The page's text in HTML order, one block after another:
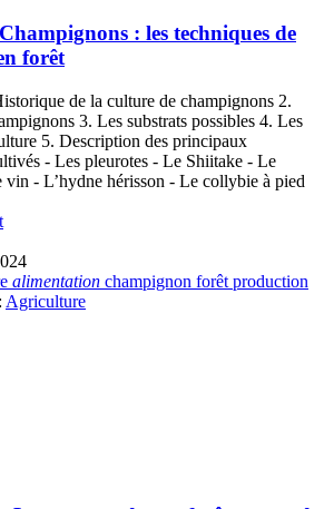
Champignons : les techniques de
forêt
de la culture de champignons 2.
3. Les substrats possibles 4. Les
5. Description des principaux
- Les pleurotes - Le Shiitake - Le
vin - L’hydne hérisson - Le collybie à pied
alimentation champignon forêt production
Agriculture